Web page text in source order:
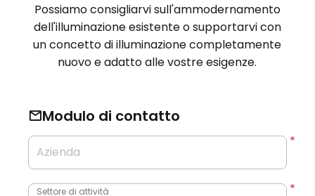
Possiamo consigliarvi sull'ammodernamento
dell'illuminazione esistente o supportarvi con
un concetto di illuminazione completamente
nuovo e adatto alle vostre esigenze.
Modulo di contatto
Azienda
Settore di attività